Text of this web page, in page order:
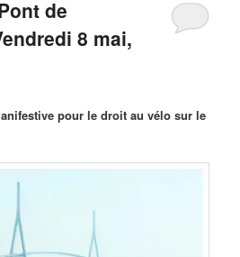
de
8 mai,
pour le droit au vélo sur le